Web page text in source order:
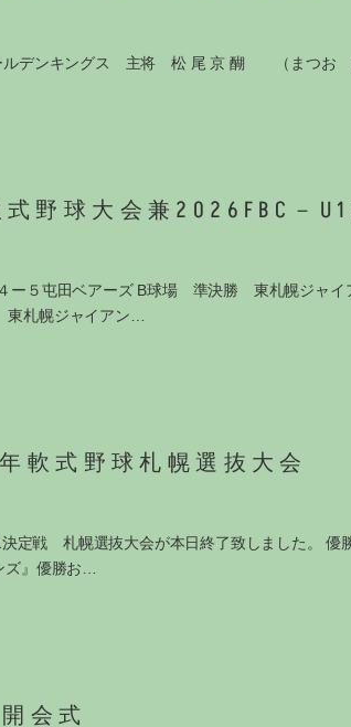
ルデンキングス 主将 松 尾 京 醐 （まつお
野球大会兼2026FBC－
５屯田ベアーズ B球場 準決勝 東札幌ジャ
札幌ジャイアン…
軟式野球札幌選抜大会
決定戦 札幌選抜大会が本日終了致しま
』優勝お…
会式